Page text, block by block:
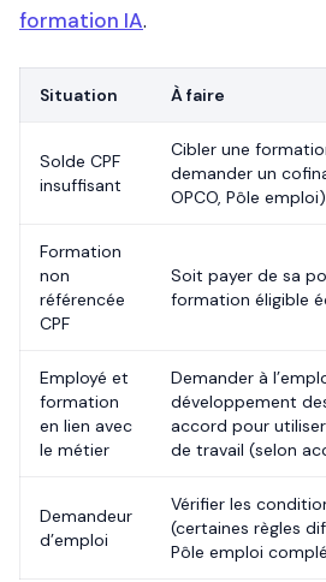
formation IA.
Situation À faire
Solde CPF
insuffisant
Cibler une
demander un
OPCO, Pôle
Formation
non
référencée
CPF
Soit payer de sa
formation éligible
Employé et
formation
en lien avec
le métier
Demander à
développement
accord pour
de travail (selon
Demandeur
d’emploi
Vérifier les
(certaines règles
Pôle emploi